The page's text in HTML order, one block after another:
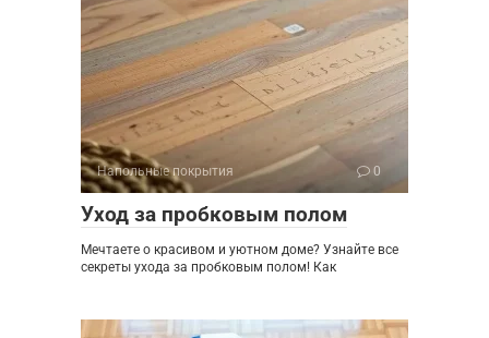
Напольные покрытия 0
Уход за пробковым полом
Мечтаете о красивом и уютном доме? Узнайте все
секреты ухода за пробковым полом! Как